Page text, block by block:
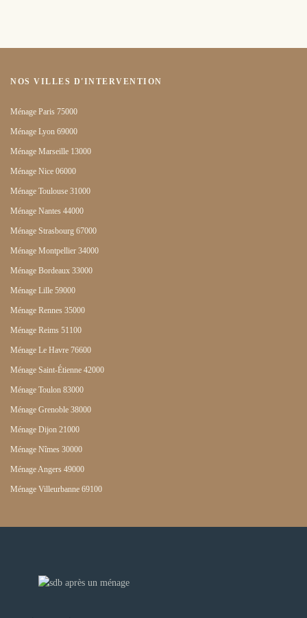
NOS VILLES D'INTERVENTION
Ménage Paris 75000
Ménage Lyon 69000
Ménage Marseille 13000
Ménage Nice 06000
Ménage Toulouse 31000
Ménage Nantes 44000
Ménage Strasbourg 67000
Ménage Montpellier 34000
Ménage Bordeaux 33000
Ménage Lille 59000
Ménage Rennes 35000
Ménage Reims 51100
Ménage Le Havre 76600
Ménage Saint-Étienne 42000
Ménage Toulon 83000
Ménage Grenoble 38000
Ménage Dijon 21000
Ménage Nîmes 30000
Ménage Angers 49000
Ménage Villeurbanne 69100